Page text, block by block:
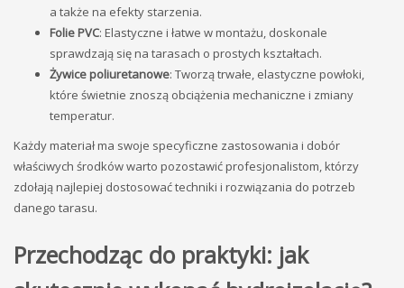
a także na efekty starzenia.
Folie PVC: Elastyczne i łatwe w montażu, doskonale
sprawdzają się na tarasach o prostych kształtach.
Żywice poliuretanowe: Tworzą trwałe, elastyczne powłoki,
które świetnie znoszą obciążenia mechaniczne i zmiany
temperatur.
Każdy materiał ma swoje specyficzne zastosowania i dobór
właściwych środków warto pozostawić profesjonalistom, którzy
zdołają najlepiej dostosować techniki i rozwiązania do potrzeb
danego tarasu.
Przechodząc do praktyki: jak